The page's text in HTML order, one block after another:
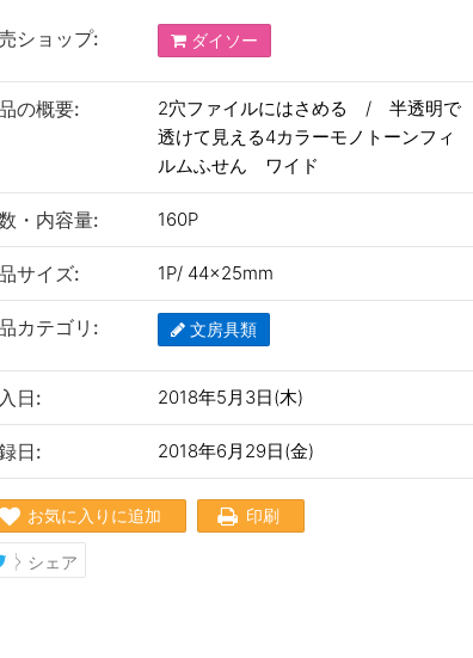
ショップ: ダイソー
の概要:
2穴ファイルにはさめる / 半透明で
透けて見える4カラーモノトーンフィ
ルムふせん ワイド
・内容量: 160P
サイズ: 1P/ 44×25mm
カテゴリ: 文房具類
日: 2018年5月3日(木)
日: 2018年6月29日(金)
お気に入りに追加 印刷
シェア